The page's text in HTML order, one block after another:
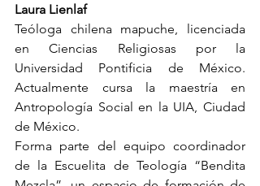
Laura Lienlaf
Teóloga chilena mapuche, licenciada
en Ciencias Religiosas por la
Universidad Pontificia de México.
Actualmente cursa la maestría en
Antropología Social en la UIA, Ciudad
de México.
Forma parte del equipo coordinador
de la Escuelita de Teología “Bendita